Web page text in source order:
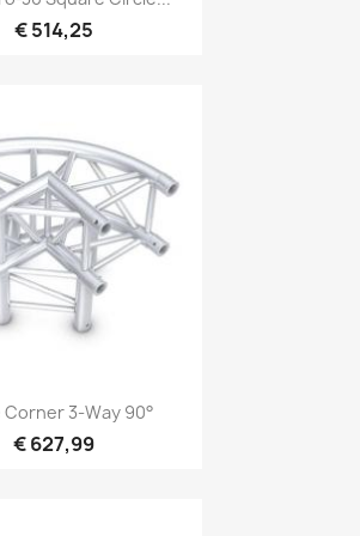
€ 514,25
Snel bekijken
Corner 3-Way 90°
€ 627,99